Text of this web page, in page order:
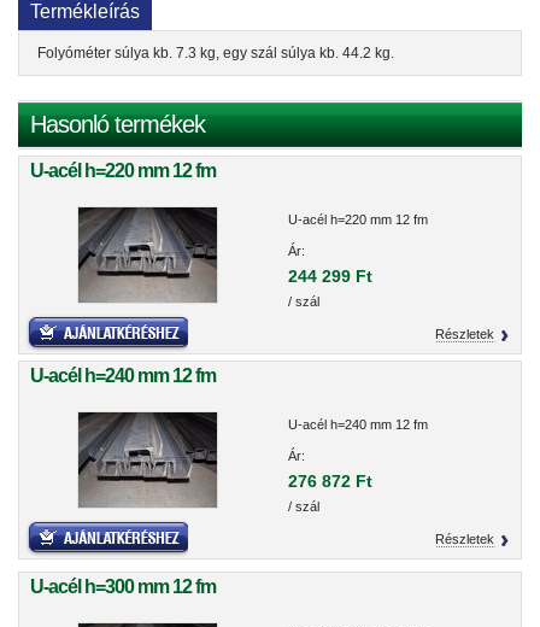
Termékleírás
Folyóméter súlya kb. 7.3 kg, egy szál súlya kb. 44.2 kg.
Hasonló termékek
U-acél h=220 mm 12 fm
U-acél h=220 mm 12 fm
Ár:
244 299 Ft
/ szál
Részletek
U-acél h=240 mm 12 fm
U-acél h=240 mm 12 fm
Ár:
276 872 Ft
/ szál
Részletek
U-acél h=300 mm 12 fm